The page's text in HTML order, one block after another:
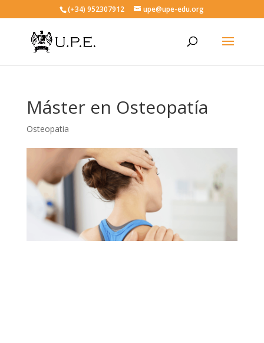
(+34) 952307912 upe@upe-edu.org
Máster en Osteopatía
Osteopatia